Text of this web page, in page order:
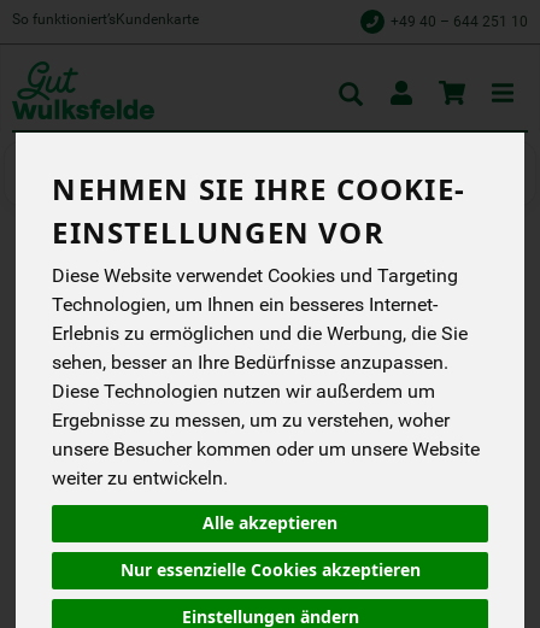
NEHMEN SIE IHRE COOKIE-
EINSTELLUNGEN VOR
Diese Website verwendet Cookies und Targeting
Technologien, um Ihnen ein besseres Internet-
Erlebnis zu ermöglichen und die Werbung, die Sie
sehen, besser an Ihre Bedürfnisse anzupassen.
Diese Technologien nutzen wir außerdem um
Ergebnisse zu messen, um zu verstehen, woher
unsere Besucher kommen oder um unsere Website
weiter zu entwickeln.
Alle akzeptieren
Nur essenzielle Cookies akzeptieren
Einstellungen ändern
So funktioniert’s Kundenkarte +49 40 – 644 251 10
MÖHREN ZUCCHINI
PUFFER WULKSFELDE 2
STK. CA. 200 G
Gut Wulksfelde
DB
28,90 € / kg
1 Stück ca. 200g
(28,90 € / kg)
inkl. 7% MwSt.
Toggle
cart